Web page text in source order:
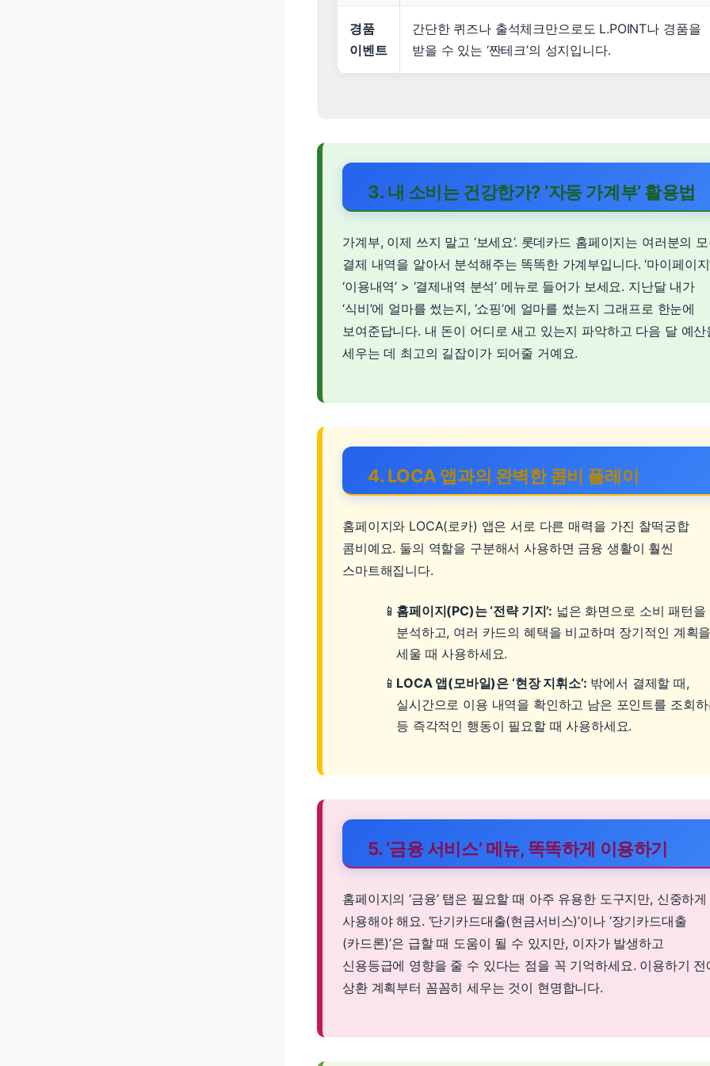
경품
이벤트
간단한 퀴즈나 출석체크만으로도 L.POINT나 경품을
받을 수 있는 ‘짠테크’의 성지입니다.
3. 내 소비는 건강한가? ‘자동 가계부’ 활용법
가계부, 이제 쓰지 말고 ‘보세요’. 롯데카드 홈페이지는 여러분의
결제 내역을 알아서 분석해주는 똑똑한 가계부입니다. ‘마이페이지
‘이용내역’ > ‘결제내역 분석’ 메뉴로 들어가 보세요. 지난달 내가
‘식비’에 얼마를 썼는지, ‘쇼핑’에 얼마를 썼는지 그래프로 한눈에
보여준답니다. 내 돈이 어디로 새고 있는지 파악하고 다음 달 예산
세우는 데 최고의 길잡이가 되어줄 거예요.
4. LOCA 앱과의 완벽한 콤비 플레이
홈페이지와 LOCA(로카) 앱은 서로 다른 매력을 가진 찰떡궁합
콤비예요. 둘의 역할을 구분해서 사용하면 금융 생활이 훨씬
스마트해집니다.
홈페이지(PC)는 ‘전략 기지’: 넓은 화면으로 소비 패턴을
분석하고, 여러 카드의 혜택을 비교하며 장기적인 계획
세울 때 사용하세요.
LOCA 앱(모바일)은 ‘현장 지휘소’: 밖에서 결제할 때,
실시간으로 이용 내역을 확인하고 남은 포인트를 조회
등 즉각적인 행동이 필요할 때 사용하세요.
5. ‘금융 서비스’ 메뉴, 똑똑하게 이용하기
홈페이지의 ‘금융’ 탭은 필요할 때 아주 유용한 도구지만, 신중하게
사용해야 해요. ‘단기카드대출(현금서비스)’이나 ‘장기카드대출
(카드론)’은 급할 때 도움이 될 수 있지만, 이자가 발생하고
신용등급에 영향을 줄 수 있다는 점을 꼭 기억하세요. 이용하기 전
상환 계획부터 꼼꼼히 세우는 것이 현명합니다.